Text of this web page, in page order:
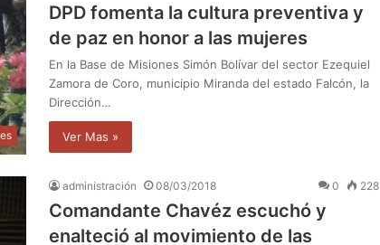
DPD fomenta la cultura preventiva y
de paz en honor a las mujeres
En la Base de Misiones Simón Bolívar del sector Ezequiel
Zamora de Coro, municipio Miranda del estado Falcón, la
Dirección…
Ver Mas »
administración 08/03/2018 0 228
Comandante Chavéz escuchó y
enalteció al movimiento de las